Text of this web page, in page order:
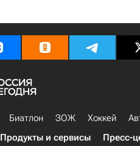
Биатлон ЗОЖ Хоккей
Продукты и сервисы Пресс-